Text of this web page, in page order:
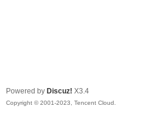
Powered by Discuz! X3.4
Copyright © 2001-2023, Tencent Cloud.